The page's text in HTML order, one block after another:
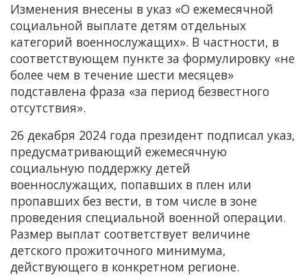
Изменения внесены в указ «О ежемесячной
социальной выплате детям отдельных
категорий военнослужащих». В частности, в
соответствующем пункте за формулировку «не
более чем в течение шести месяцев»
подставлена фраза «за период безвестного
отсутствия».
26 декабря 2024 года президент подписал указ,
предусматривающий ежемесячную
социальную поддержку детей
военнослужащих, попавших в плен или
пропавших без вести, в том числе в зоне
проведения специальной военной операции.
Размер выплат соответствует величине
детского прожиточного минимума,
действующего в конкретном регионе.